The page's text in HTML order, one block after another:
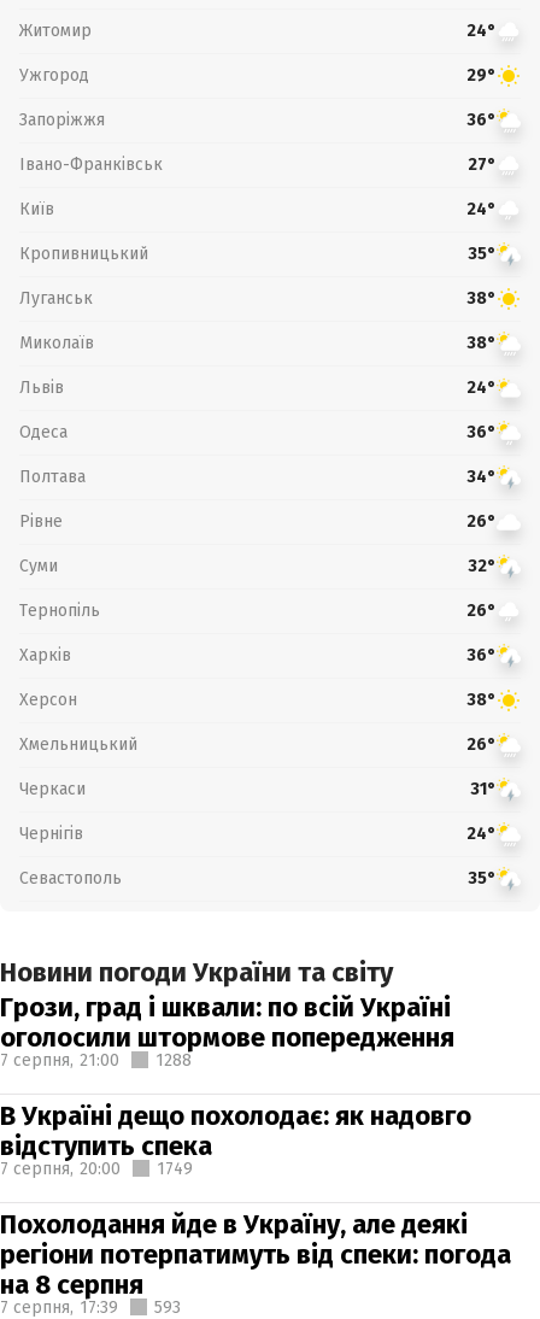
Житомир 24°
Ужгород 29°
Запоріжжя 36°
Івано-Франківськ 27°
Київ 24°
Кропивницький 35°
Луганськ 38°
Миколаїв 38°
Львів 24°
Одеса 36°
Полтава 34°
Рівне 26°
Суми 32°
Тернопіль 26°
Харків 36°
Херсон 38°
Хмельницький 26°
Черкаси 31°
Чернігів 24°
Севастополь 35°
Новини погоди України та світу
Грози, град і шквали: по всій Україні
оголосили штормове попередження
7 серпня, 21:00 1288
В Україні дещо похолодає: як надовго
відступить спека
7 серпня, 20:00 1749
Похолодання йде в Україну, але деякі
регіони потерпатимуть від спеки: погода
на 8 серпня
7 серпня, 17:39 593